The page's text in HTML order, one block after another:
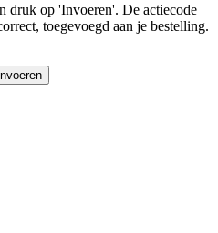
druk op 'Invoeren'. De actiecode
toegevoegd aan je bestelling.